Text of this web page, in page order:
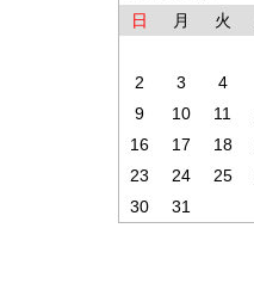
日
月 火
2
3 4
9
10 11
16
17 18
23
24 25
30
31